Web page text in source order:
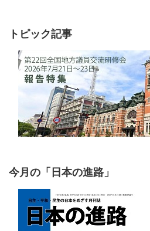
トピック記事
今月の「日本の進路」